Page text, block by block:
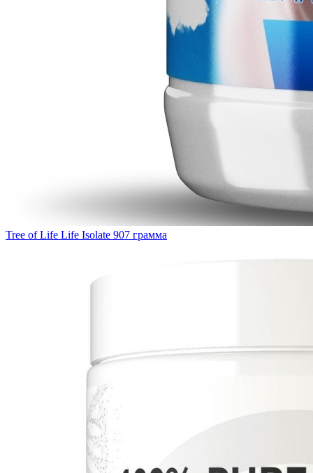
Tree of Life Life Isolate 907 грамма